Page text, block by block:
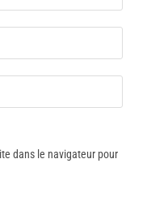
dans le navigateur pour